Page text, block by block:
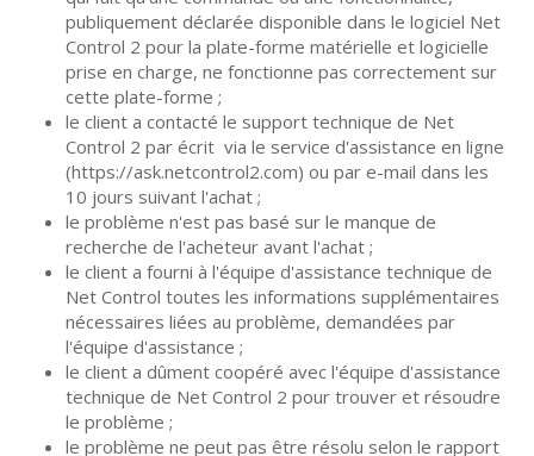
publiquement déclarée disponible dans le logiciel Net
Control 2 pour la plate-forme matérielle et logicielle
prise en charge, ne fonctionne pas correctement sur
cette plate-forme ;
le client a contacté le support technique de Net
Control 2 par écrit via le service d'assistance en ligne
(https://ask.netcontrol2.com) ou par e-mail dans les
10 jours suivant l'achat ;
le problème n'est pas basé sur le manque de
recherche de l'acheteur avant l'achat ;
le client a fourni à l'équipe d'assistance technique de
Net Control toutes les informations supplémentaires
nécessaires liées au problème, demandées par
l'équipe d'assistance ;
le client a dûment coopéré avec l'équipe d'assistance
technique de Net Control 2 pour trouver et résoudre
le problème ;
le problème ne peut pas être résolu selon le rapport